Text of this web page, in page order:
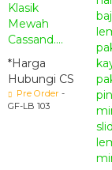
Klasik
Mewah
Cassand....
*Harga
Hubungi CS
Pre Order -
GF-LB 103